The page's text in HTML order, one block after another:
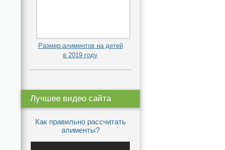
Размер алиментов на детей
в 2019 году
Лучшее видео сайта
Как правильно рассчитать
алименты?